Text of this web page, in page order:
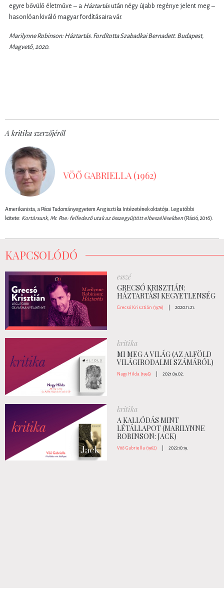
egyre bővülő életműve – a Háztartásután négy újabb regénye jelent meg –
hasonlóan kiváló magyar fordításaira vár.
Marilynne Robinson: Háztartás. Fordította Szabadkai Bernadett. Budapest,
Magvető, 2020.
A kritika szerzőjéről
VÖŐ GABRIELLA (1962)
Amerikanista, a Pécsi Tudományegyetem Angisztika Intézetének oktatója. Legutóbbi
kötete: Kortársunk, Mr. Poe: felfedező utak az összegyűjtött elbeszélésekben(Ráció, 2016).
KAPCSOLÓDÓ
esszé
GRECSÓ KRISZTIÁN:
HÁZTARTÁSI KEGYETLENSÉG
Grecsó Krisztián (1976) 2020.11.21.
kritika
MI MEG A VILÁG (AZ ALFÖLD
VILÁGIRODALMI SZÁMÁRÓL)
Nagy Hilda (1995) 2021.09.02.
kritika
A KALLÓDÁS MINT
LÉTÁLLAPOT (MARILYNNE
ROBINSON: JACK)
Vöő Gabriella (1962) 2023.10.19.